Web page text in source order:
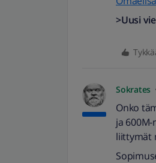
>Uusi
Sokrates
Onko
ja
liittymät